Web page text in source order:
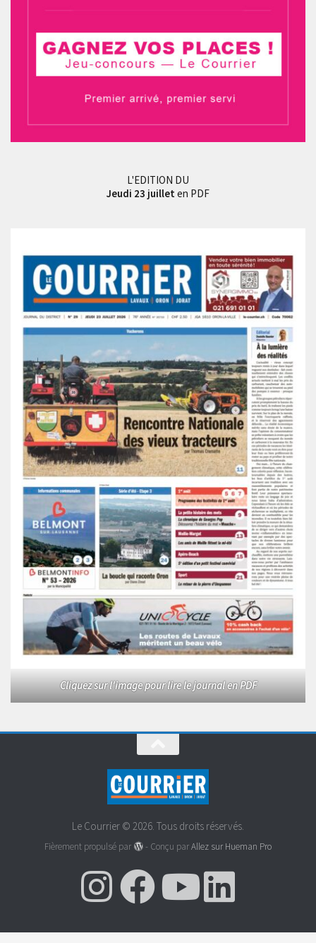
L'EDITION DU
Jeudi 23 juillet en PDF
Cliquez sur l'image pour lire le journal en PDF
Le Courrier © 2026. Tous droits réservés.
Fièrement propulsé par - Conçu parAllez sur Hueman Pro